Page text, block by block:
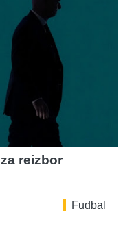
reizbor
Fudbal